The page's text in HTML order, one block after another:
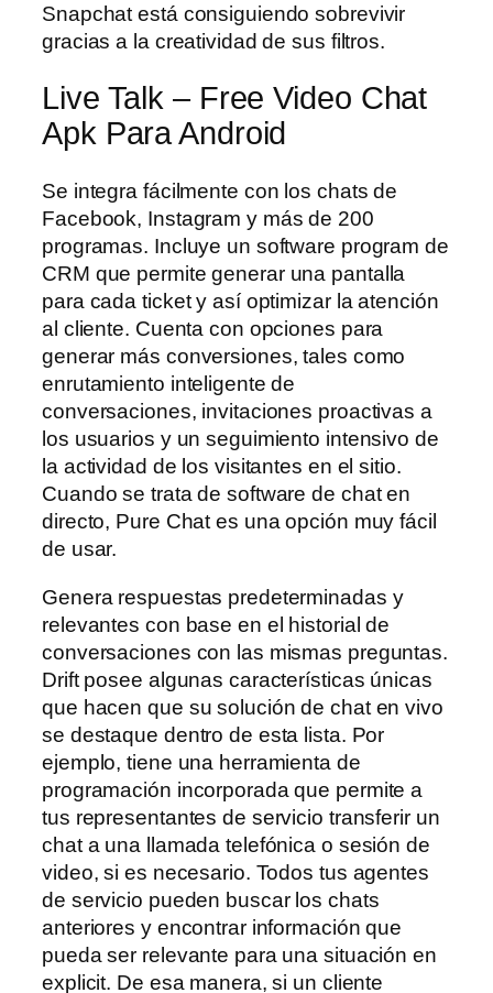
Snapchat está consiguiendo sobrevivir
gracias a la creatividad de sus filtros.
Live Talk – Free Video Chat
Apk Para Android
Se integra fácilmente con los chats de
Facebook, Instagram y más de 200
programas. Incluye un software program de
CRM que permite generar una pantalla
para cada ticket y así optimizar la atención
al cliente. Cuenta con opciones para
generar más conversiones, tales como
enrutamiento inteligente de
conversaciones, invitaciones proactivas a
los usuarios y un seguimiento intensivo de
la actividad de los visitantes en el sitio.
Cuando se trata de software de chat en
directo, Pure Chat es una opción muy fácil
de usar.
Genera respuestas predeterminadas y
relevantes con base en el historial de
conversaciones con las mismas preguntas.
Drift posee algunas características únicas
que hacen que su solución de chat en vivo
se destaque dentro de esta lista. Por
ejemplo, tiene una herramienta de
programación incorporada que permite a
tus representantes de servicio transferir un
chat a una llamada telefónica o sesión de
video, si es necesario. Todos tus agentes
de servicio pueden buscar los chats
anteriores y encontrar información que
pueda ser relevante para una situación en
explicit. De esa manera, si un cliente